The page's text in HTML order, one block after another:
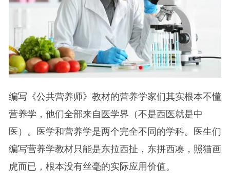
编写《公共营养师》教材的营养学家们其实根本不懂
营养学，他们全部来自医学界（不是西医就是中
医）。医学和营养学是两个完全不同的学科。医生们
编写营养学教材只能是东拉西扯，东拼西凑，照猫画
虎而已，根本没有丝毫的实际应用价值。